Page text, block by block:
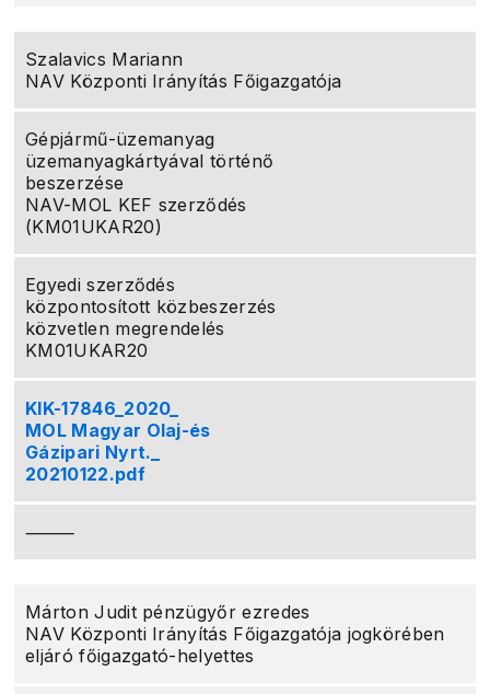
Szalavics Mariann
NAV Központi Irányítás Főigazgatója
Gépjármű-üzemanyag
üzemanyagkártyával történő
beszerzése
NAV-MOL KEF szerződés
(KM01UKAR20)
Egyedi szerződés
központosított közbeszerzés
közvetlen megrendelés
KM01UKAR20
KIK-17846_2020_
MOL Magyar Olaj-és
Gázipari Nyrt._
20210122.pdf
⸻
Márton Judit pénzügyőr ezredes
NAV Központi Irányítás Főigazgatója jogkörében
eljáró főigazgató-helyettes